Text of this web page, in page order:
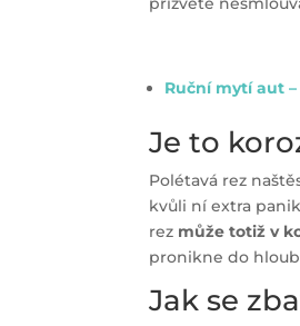
Ruční mytí aut
Je to
Polétavá rez
kvůli ní extra
rez může totiž v
pronikne do
Jak se